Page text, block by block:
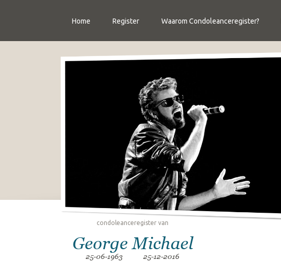
condoleanceregister van
George Michael
25-06-1963 25-12-2016
Waarom Condoleanceregister?
Register
Home